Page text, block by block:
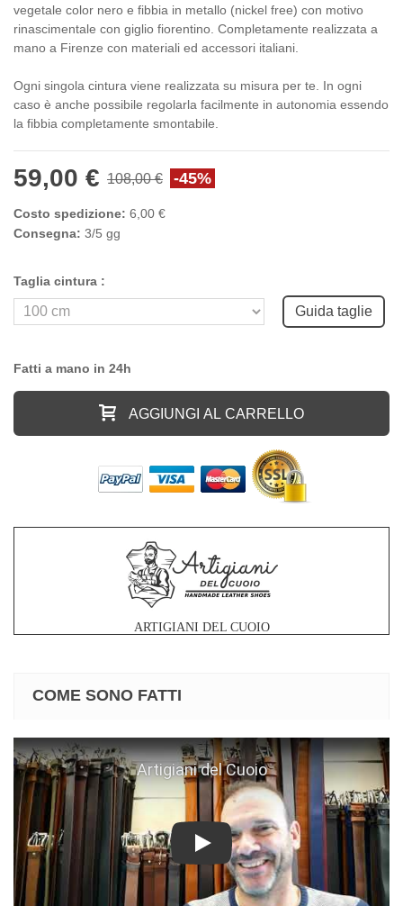
vegetale color nero e fibbia in metallo (nickel free) con motivo
rinascimentale con giglio fiorentino. Completamente realizzata a
mano a Firenze con materiali ed accessori italiani.
Ogni singola cintura viene realizzata su misura per te. In ogni
caso è anche possibile regolarla facilmente in autonomia essendo
la fibbia completamente smontabile.
59,00 € 108,00 € -45%
Costo spedizione: 6,00 €
Consegna: 3/5 gg
Taglia cintura :
Guida taglie
Fatti a mano in 24h
AGGIUNGI AL CARRELLO
ARTIGIANI DEL CUOIO
COME SONO FATTI
Play